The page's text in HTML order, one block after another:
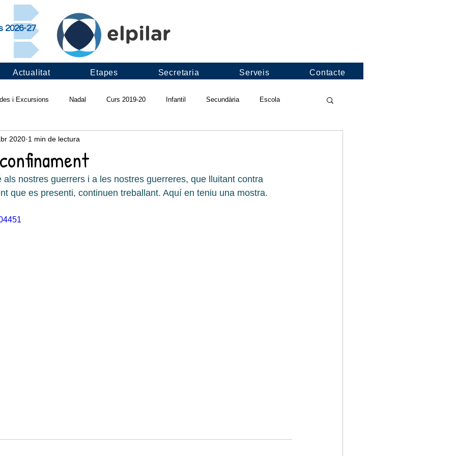
2026-27
Actualitat Etapes Secretaria Serveis Contacte
i Excursions Nadal Curs 2019-20 Infantil Secundària Escola
Projectes d'escola
Apadrinament lector Revista "Ull del Pilar" Curs 2018-19 Informació
2017-18
2020 1 min de lectura
als nostres guerrers i a les nostres guerreres, que lluitant contra
que es presenti, continuen treballant. Aquí en teniu una mostra.